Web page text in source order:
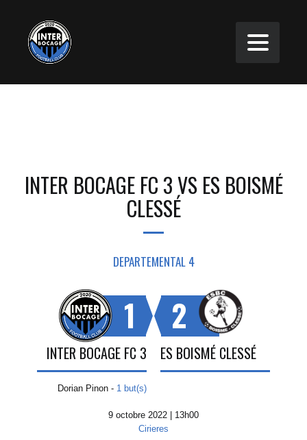
INTER BOCAGE FC 3 VS ES BOISMÉ
CLESSÉ
DEPARTEMENTAL 4
1
INTER BOCAGE FC 3
Dorian Pinon - 1 but(s)
2
ES BOISMÉ CLESSÉ
9 octobre 2022 | 13h00
Cirieres